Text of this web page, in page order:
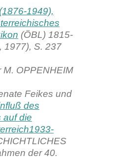
1949),
(ÖBL) 1815-
1977), S. 237
M. OPPENHEIM
Feikes und
des
auf die
der 40.